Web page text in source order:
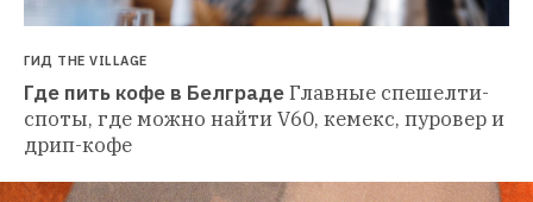
ГИД THE VILLAGE
Где пить кофе в БелградеГлавные спешелти-
споты, где можно найти V60, кемекс, пуровер и
дрип-кофе